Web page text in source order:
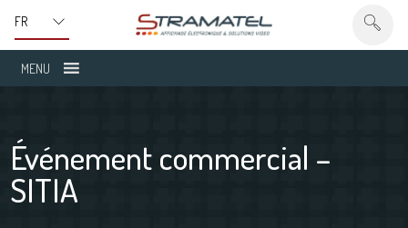
MENU
Événement commercial –
SITIA